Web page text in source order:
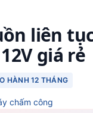
liên
giá rẻ
HÀNH 12 THÁNG
chấm công